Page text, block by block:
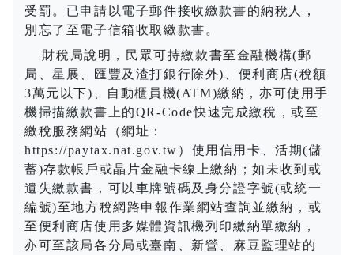
受罰。已申請以電子郵件接收繳款書的納稅人，
別忘了至電子信箱收取繳款書。
財稅局說明，民眾可持繳款書至金融機構(郵
局、星展、匯豐及渣打銀行除外) 、便利商店(稅額
3萬元以下) 、自動櫃員機(ATM)繳納，亦可使用手
機掃描繳款書上的QR-Code快速完成繳稅，或至
繳稅服務網站（網址：
https://paytax.nat.gov.tw ）使用信用卡、活期(儲
蓄)存款帳戶或晶片金融卡線上繳納；如未收到或
遺失繳款書，可以車牌號碼及身分證字號(或統一
編號)至地方稅網路申報作業網站查詢並繳納，或
至便利商店使用多媒體資訊機列印繳納單繳納，
亦可至該局各分局或臺南、新營、麻豆監理站的